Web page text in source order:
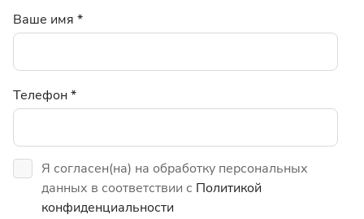
Ваше имя *
Телефон*
Я согласен(на) на обработку персональных
данных в соответствии с Политикой
конфиденциальности